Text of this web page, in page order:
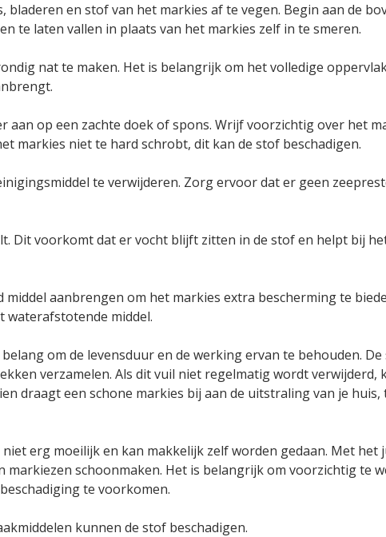
en stof van het markies af te vegen. Begin aan de
te laten vallen in plaats van het markies zelf in te smeren.
nat te maken. Het is belangrijk om het volledige
aan op een zachte doek of spons. Wrijf voorzichtig over het
markies niet te hard schrobt, dit kan de stof beschadigen.
te verwijderen. Zorg ervoor dat er geen
Dit voorkomt dat er vocht blijft zitten in de stof en helpt bij
aanbrengen om het markies extra bescherming te
waterafstotende middel.
om de levensduur en de werking ervan te behouden.
verzamelen. Als dit vuil niet regelmatig wordt verwijderd,
draagt een schone markies bij aan de uitstraling van je
erg moeilijk en kan makkelijk zelf worden gedaan. Met het
schoonmaken. Het is belangrijk om voorzichtig te
te voorkomen.
kunnen de stof beschadigen.